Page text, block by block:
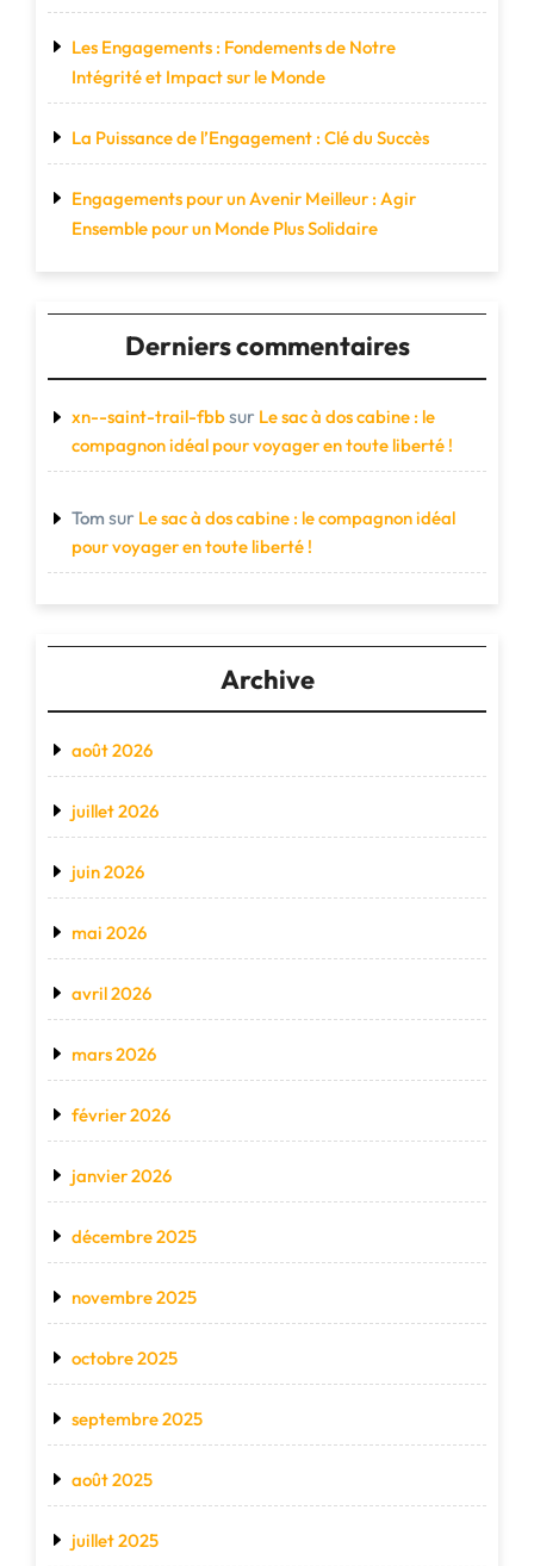
Les Engagements : Fondements de Notre
Intégrité et Impact sur le Monde
La Puissance de l’Engagement : Clé du Succès
Engagements pour un Avenir Meilleur : Agir
Ensemble pour un Monde Plus Solidaire
Derniers commentaires
xn--saint-trail-fbbsur Le sac à dos cabine : le
compagnon idéal pour voyager en toute liberté !
Tom sur Le sac à dos cabine : le compagnon idéal
pour voyager en toute liberté !
Archive
août 2026
juillet 2026
juin 2026
mai 2026
avril 2026
mars 2026
février 2026
janvier 2026
décembre 2025
novembre 2025
octobre 2025
septembre 2025
août 2025
juillet 2025